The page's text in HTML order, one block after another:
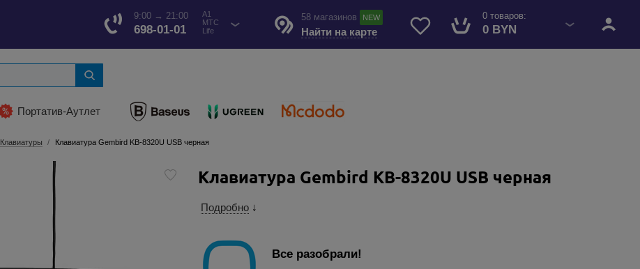
0 товаров:
0 BYN
58 магазинов NEW
Найти на карте
9:00 → 21:00
698-01-01
A1
МТС
Life
Портатив-Аутлет
Клавиатуры Клавиатура Gembird KB-8320U USB черная
Клавиатура Gembird KB-8320U USB черная
Подробно ↓
Все разобрали!